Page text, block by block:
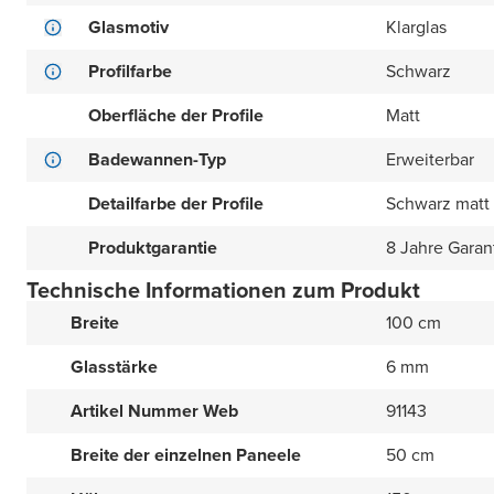
Glasmotiv
Klarglas
Profilfarbe
Schwarz
Oberfläche der Profile
Matt
Badewannen-Typ
Erweiterbar
Detailfarbe der Profile
Schwarz matt
Produktgarantie
8 Jahre
Technische Informationen zum Produkt
Breite
100 cm
Glasstärke
6 mm
Artikel Nummer Web
91143
Breite der einzelnen Paneele
50 cm